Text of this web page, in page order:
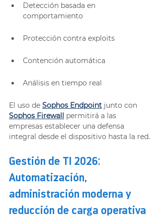
Detección basada en
comportamiento
Protección contra exploits
Contención automática
Análisis en tiempo real
El uso de Sophos Endpoint junto con
Sophos Firewall permitirá a las
empresas establecer una defensa
integral desde el dispositivo hasta la red.
Gestión de TI 2026:
Automatización,
administración moderna y
reducción de carga operativa